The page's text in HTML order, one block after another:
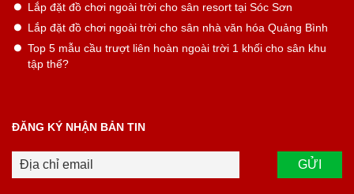
Lắp đặt đồ chơi ngoài trời cho sân resort tại Sóc Sơn
Lắp đặt đồ chơi ngoài trời cho sân nhà văn hóa Quảng Bình
Top 5 mẫu cầu trượt liên hoàn ngoài trời 1 khối cho sân khu
tập thể?
ĐĂNG KÝ NHẬN BẢN TIN